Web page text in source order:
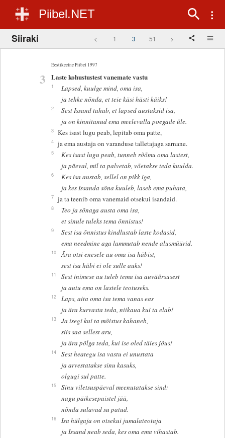
Piibel.NET
Siiraki < 1 3 51 >
Eestikeelne Piibel 1997
3 Laste kohustustest vanemate vastu
1
Lapsed, kuulge mind, oma isa,
ja tehke nõnda, et teie käsi hästi käiks!
2
Sest Issand tahab, et lapsed austaksid isa,
ja on kinnitanud ema meelevalla poegade üle.
3 Kes isast lugu peab, lepitab oma patte,
4 ja ema austaja on varanduse talletajaga sarnane.
5
Kes isast lugu peab, tunneb rõõmu oma lastest,
ja päeval, mil ta palvetab, võetakse teda kuulda.
6
Kes isa austab, sellel on pikk iga,
ja kes Issanda sõna kuuleb, laseb ema puhata,
7 ja ta teenib oma vanemaid otsekui isandaid.
8
Teo ja sõnaga austa oma isa,
et sinule tuleks tema õnnistus!
9
Sest isa õnnistus kindlustab laste kodasid,
ema needmine aga lammutab nende alusmüürid.
10
Ära otsi enesele au oma isa häbist,
sest isa häbi ei ole sulle auks!
11
Sest inimese au tuleb tema isa auväärsusest
ja autu ema on lastele teotuseks.
12
Laps, aita oma isa tema vanas eas
ja ära kurvasta teda, niikaua kui ta elab!
13
Ja isegi kui ta mõistus kahaneb,
siis saa sellest aru,
ja ära põlga teda, kui ise oled täies jõus!
14
Sest heategu isa vastu ei unustata
ja arvestatakse sinu kasuks,
olgugi sul patte.
15
Sinu viletsuspäeval meenutatakse sind:
nagu päikesepaistel jää,
nõnda sulavad su patud.
16
Isa hülgaja on otsekui jumalateotaja
ja Issand neab seda, kes oma ema vihastab.